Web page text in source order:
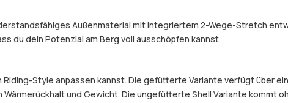
Außenmaterial mit integriertem 2-Wege-Stretch
du dein Potenzial am Berg voll ausschöpfen kannst.
Style anpassen kannst. Die gefütterte Variante verfügt über
und Gewicht. Die ungefütterte Shell Variante